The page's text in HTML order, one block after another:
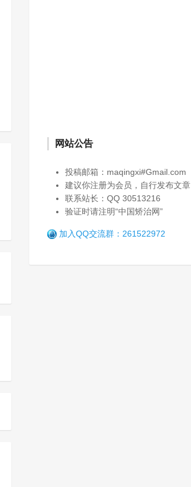
网站公告
投稿邮箱：maqingxi#Gmail.com
建议你注册为会员，自行发布文章
联系站长：QQ 30513216
验证时请注明“中国矫治网”
加入QQ交流群：261522972